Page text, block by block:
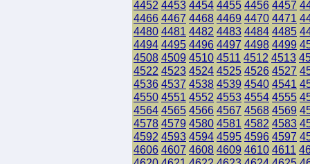
4452 4453 4454 4455 4456 4457
4466 4467 4468 4469 4470 4471
4480 4481 4482 4483 4484 4485
4494 4495 4496 4497 4498 4499
4508 4509 4510 4511 4512 4513
4522 4523 4524 4525 4526 4527
4536 4537 4538 4539 4540 4541
4550 4551 4552 4553 4554 4555
4564 4565 4566 4567 4568 4569
4578 4579 4580 4581 4582 4583
4592 4593 4594 4595 4596 4597
4606 4607 4608 4609 4610 4611